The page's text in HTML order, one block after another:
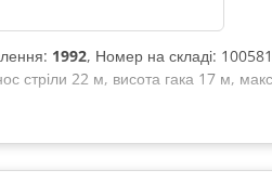
1992, Номер на складі:
стріли 22 м, висота гака 17 м,